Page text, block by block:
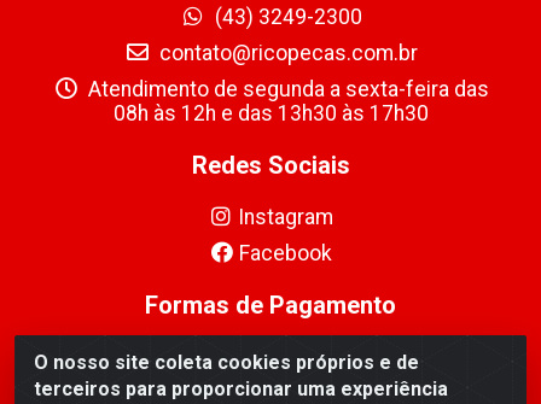
O nosso site coleta cookies próprios e de
terceiros para proporcionar uma experiência
(43) 3249-2300
contato@ricopecas.com.br
Atendimento de segunda a sexta-feira das
08h às 12h e das 13h30 às 17h30
Redes Sociais
Instagram
Facebook
Formas de Pagamento